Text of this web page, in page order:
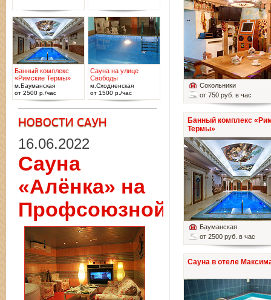
Сокольники
от 750 руб. в час
Банный комплекс
Термы»
Бауманская
от 2500 руб. в час
Сауна в отеле
Банный комплекс
«Римские Термы»
м.Бауманская
от 2500 р./час
Сауна на улице
Свободы
м.Сходненская
от 1500 р./час
16.06.2022
Сауна
«Алёнка» на
Профсоюзной